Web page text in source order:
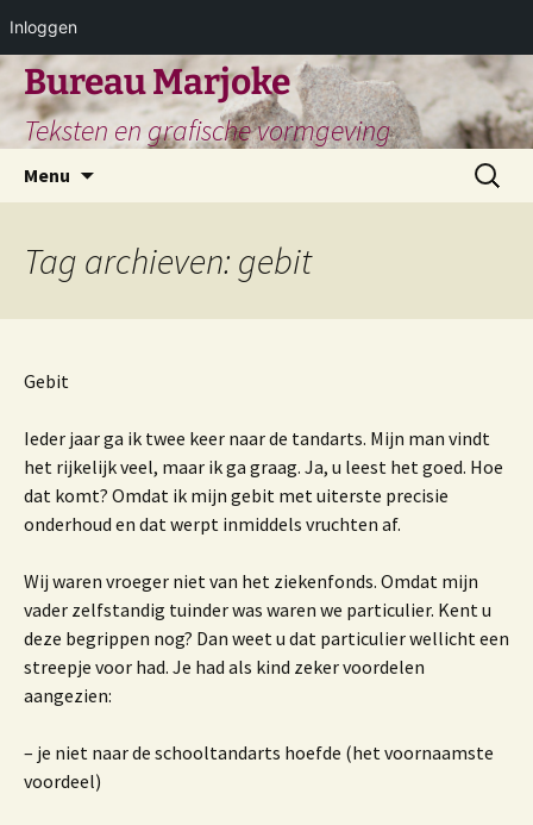
Inloggen
Ga
naar
inhoud
Bureau Marjoke
Teksten en grafische vormgeving
Menu
Zoeken
naar:
Tag archieven: gebit
Gebit
Ieder jaar ga ik twee keer naar de tandarts. Mijn man vindt
het rijkelijk veel, maar ik ga graag. Ja, u leest het goed. Hoe
dat komt? Omdat ik mijn gebit met uiterste precisie
onderhoud en dat werpt inmiddels vruchten af.
Wij waren vroeger niet van het ziekenfonds. Omdat mijn
vader zelfstandig tuinder was waren we particulier. Kent u
deze begrippen nog? Dan weet u dat particulier wellicht een
streepje voor had. Je had als kind zeker voordelen
aangezien:
– je niet naar de schooltandarts hoefde (het voornaamste
voordeel)